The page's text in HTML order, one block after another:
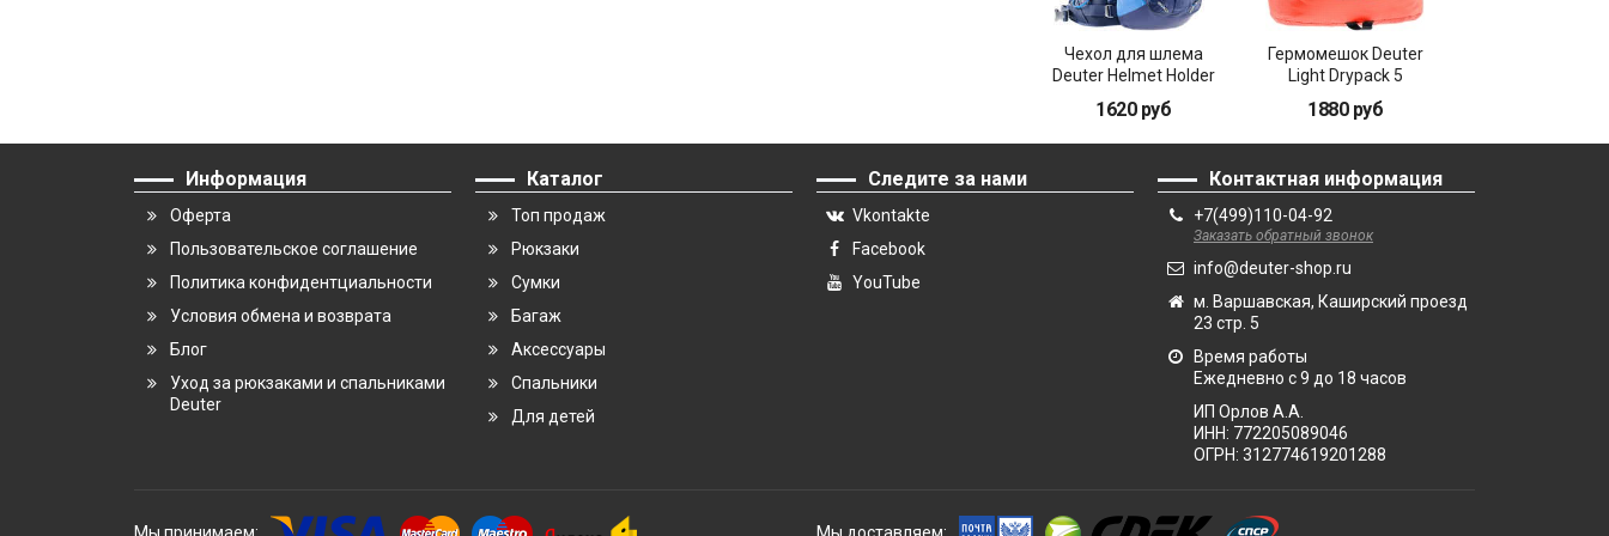
Чехол для шлема
Deuter Helmet Holder
1620 руб
Гермомешок Deuter
Light Drypack 5
1880 руб
Информация
Оферта
Пользовательское соглашение
Политика конфидентциальности
Условия обмена и возврата
Блог
Уход за рюкзаками и спальниками
Deuter
Каталог
Топ продаж
Рюкзаки
Сумки
Багаж
Аксессуары
Спальники
Для детей
Следите за нами
Vkontakte
Facebook
YouTube
Контактная информация
+7(499)110-04-92
Заказать обратный звонок
info@deuter-shop.ru
м. Варшавская, Каширский проезд
23 стр. 5
Время работы
Ежедневно с 9 до 18 часов
ИП Орлов А.А.
ИНН: 772205089046
ОГРН: 312774619201288